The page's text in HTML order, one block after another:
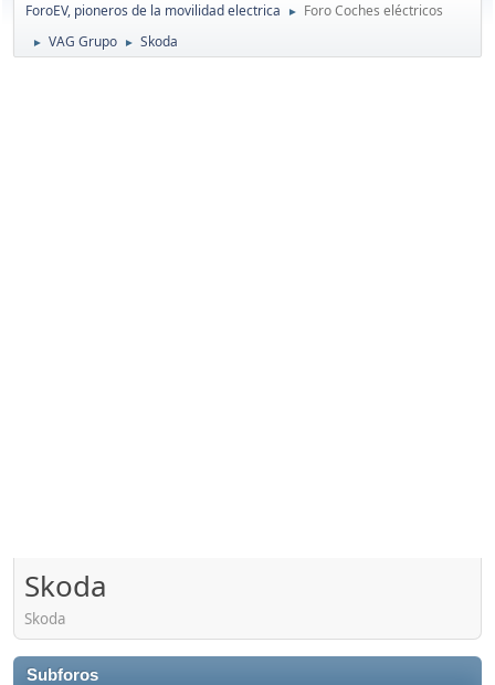
ForoEV, pioneros de la movilidad electrica ► Foro Coches eléctricos
► VAG Grupo ► Skoda
Skoda
Skoda
Subforos